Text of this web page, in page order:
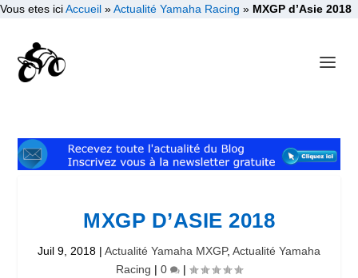
Vous etes iciAccueil »Actualité Yamaha Racing » MXGP d’Asie 2018
MXGP D’ASIE 2018
Juil 9, 2018 | Actualité Yamaha MXGP, Actualité Yamaha
Racing | 0 |